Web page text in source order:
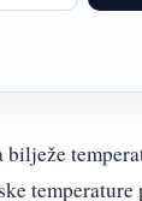
bilježe